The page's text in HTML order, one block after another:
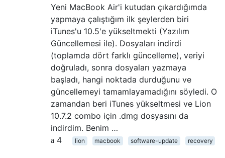
Yeni MacBook Air'i kutudan çıkardığımda
yapmaya çalıştığım ilk şeylerden biri
iTunes'u 10.5'e yükseltmekti (Yazılım
Güncellemesi ile). Dosyaları indirdi
(toplamda dört farklı güncelleme), veriyi
doğruladı, sonra dosyaları yazmaya
başladı, hangi noktada durduğunu ve
güncellemeyi tamamlayamadığını söyledi. O
zamandan beri iTunes yükseltmesi ve Lion
10.7.2 combo için .dmg dosyasını da
indirdim. Benim …
4
lion macbook software-update recovery